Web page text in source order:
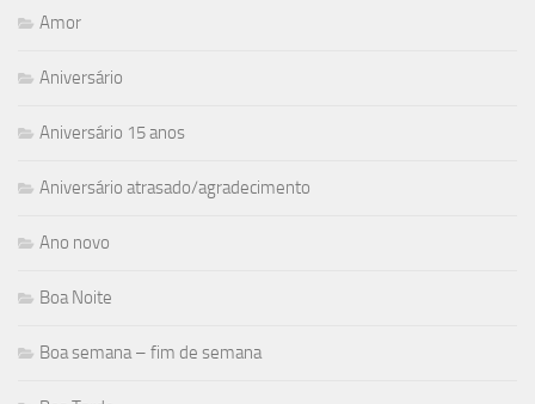
Amor
Aniversário
Aniversário 15 anos
Aniversário atrasado/agradecimento
Ano novo
Boa Noite
Boa semana – fim de semana